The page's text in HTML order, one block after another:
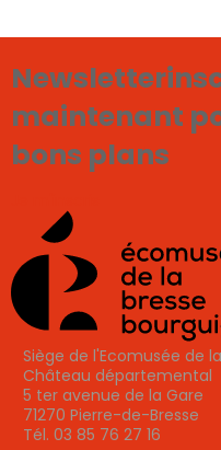
Newsletter
maintenant
bons plans
Siège de l'Ecomusée de
Château départemental
5 ter avenue de la Gare
71270 Pierre-de-Bresse
Tél. 03 85 76 27 16